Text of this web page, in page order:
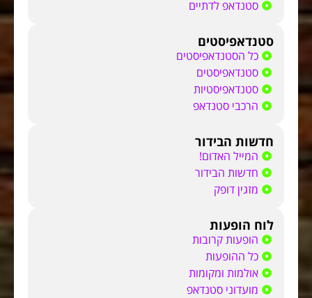
סטנדאפ לדתיים
סטנדאפיסטים
כל הסטנדאפיסטים
סטנדאפיסטים
סטנדאפיסטיות
הרכבי סטנדאפ
חדשות הבידור
המייל האדום!
חדשות הבידור
מזגין דופק
לוח הופעות
הופעות קרובות
כל ההופעות
אולמות ומקומות
מועדוני סטנדאפ